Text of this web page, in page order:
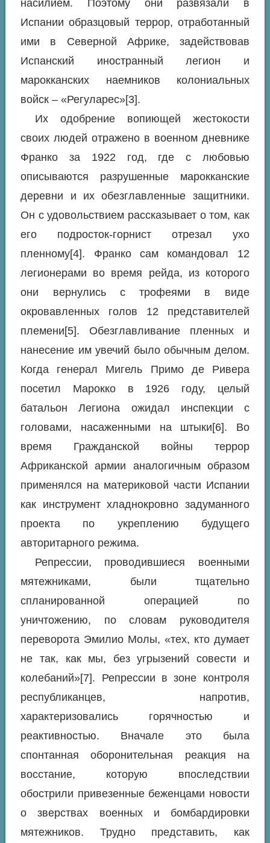
насилием. Поэтому они развязали в
Испании образцовый террор, отработанный
ими в Северной Африке, задействовав
Испанский иностранный легион и
марокканских наемников колониальных
войск – «Регуларес»[3].
Их одобрение вопиющей жестокости
своих людей отражено в военном дневнике
Франко за 1922 год, где с любовью
описываются разрушенные марокканские
деревни и их обезглавленные защитники.
Он с удовольствием рассказывает о том, как
его подросток-горнист отрезал ухо
пленному[4]. Франко сам командовал 12
легионерами во время рейда, из которого
они вернулись с трофеями в виде
окровавленных голов 12 представителей
племени[5]. Обезглавливание пленных и
нанесение им увечий было обычным делом.
Когда генерал Мигель Примо де Ривера
посетил Марокко в 1926 году, целый
батальон Легиона ожидал инспекции с
головами, насаженными на штыки[6]. Во
время Гражданской войны террор
Африканской армии аналогичным образом
применялся на материковой части Испании
как инструмент хладнокровно задуманного
проекта по укреплению будущего
авторитарного режима.
Репрессии, проводившиеся военными
мятежниками, были тщательно
спланированной операцией по
уничтожению, по словам руководителя
переворота Эмилио Молы, «тех, кто думает
не так, как мы, без угрызений совести и
колебаний»[7]. Репрессии в зоне контроля
республиканцев, напротив,
характеризовались горячностью и
реактивностью. Вначале это была
спонтанная оборонительная реакция на
восстание, которую впоследствии
обострили привезенные беженцами новости
о зверствах военных и бомбардировки
мятежников. Трудно представить, как